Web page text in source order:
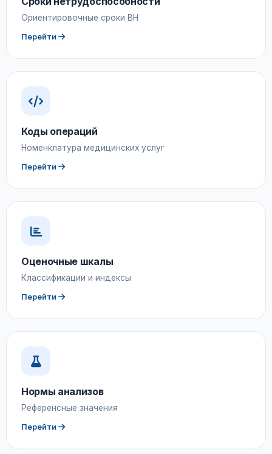
Ориентировочные сроки ВН
Перейти
Коды операций
Номенклатура медицинских услуг
Перейти
Оценочные шкалы
Классификации и индексы
Перейти
Нормы анализов
Референсные значения
Перейти